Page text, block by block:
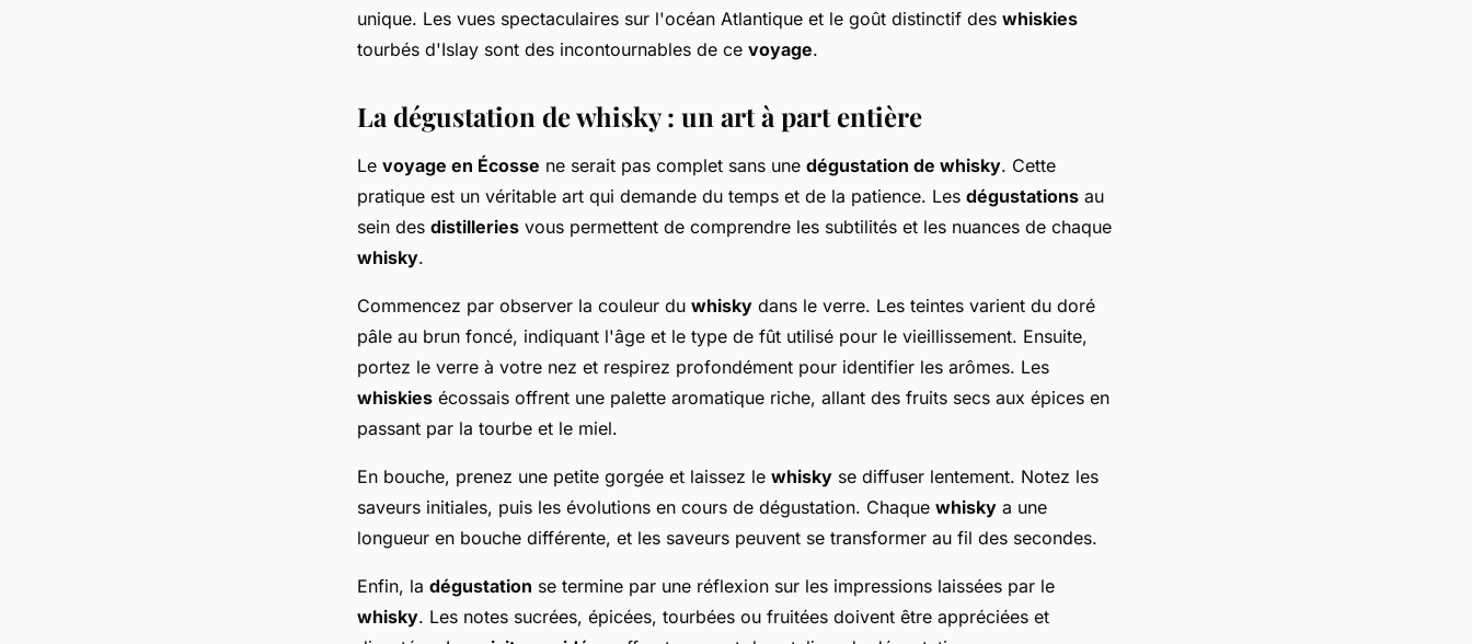
unique. Les vues spectaculaires sur l'océan Atlantique et le goût distinctif des whiskies
tourbés d'Islay sont des incontournables de ce voyage.
La dégustation de whisky : un art à part entière
Le voyage en Écosse ne serait pas complet sans une dégustation de whisky. Cette
pratique est un véritable art qui demande du temps et de la patience. Les dégustations au
sein des distilleries vous permettent de comprendre les subtilités et les nuances de chaque
whisky.
Commencez par observer la couleur du whisky dans le verre. Les teintes varient du doré
pâle au brun foncé, indiquant l'âge et le type de fût utilisé pour le vieillissement. Ensuite,
portez le verre à votre nez et respirez profondément pour identifier les arômes. Les
whiskies écossais offrent une palette aromatique riche, allant des fruits secs aux épices en
passant par la tourbe et le miel.
En bouche, prenez une petite gorgée et laissez le whisky se diffuser lentement. Notez les
saveurs initiales, puis les évolutions en cours de dégustation. Chaque whisky a une
longueur en bouche différente, et les saveurs peuvent se transformer au fil des secondes.
Enfin, la dégustation se termine par une réflexion sur les impressions laissées par le
whisky. Les notes sucrées, épicées, tourbées ou fruitées doivent être appréciées et